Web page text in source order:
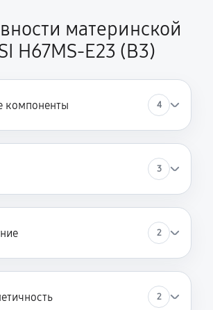
материнской
H67MS-E23 (B3)
компоненты 4
3
2
2